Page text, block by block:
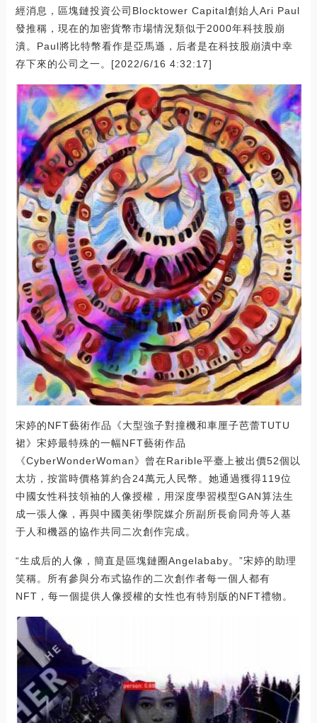
經消息，區塊鏈投資公司Blocktower Capital創始人Ari Paul
發推稱，現在的加密貨幣市場情況類似于2000年科技股崩
潰。Paul將比特幣看作是亞馬遜，后者是在科技股崩潰中幸
存下來的公司之一。[2022/6/16 4:32:17]
宋婷的NFT藝術作品《大型強子對撞機和車厘子芭蕾TUTU
裙》宋婷最特殊的一幅NFT藝術作品
《CyberWonderWoman》曾在Rarible平臺上被出價52個以
太坊，按當時價格算約合24萬元人民幣。她通過獲得119位
中國女性科技領袖的人像授權，用深度學習模型GAN算法生
成一張人像，再與中國美術學院媒介所副所長俞同舟等人基
于人和機器的協作共同二次創作完成。
“生成后的人像，簡直是區塊鏈圈Angelababy。”宋婷的助理
笑稱。所有參與分布式協作的二次創作者每一個人都有
NFT，每一個提供人像授權的女性也有特別版的NFT禮物。